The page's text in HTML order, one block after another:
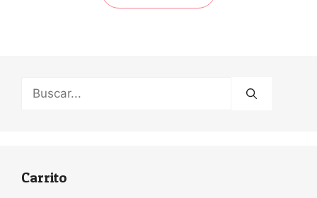
Buscar:
Carrito